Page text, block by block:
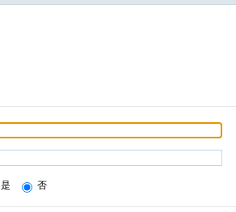
是 否